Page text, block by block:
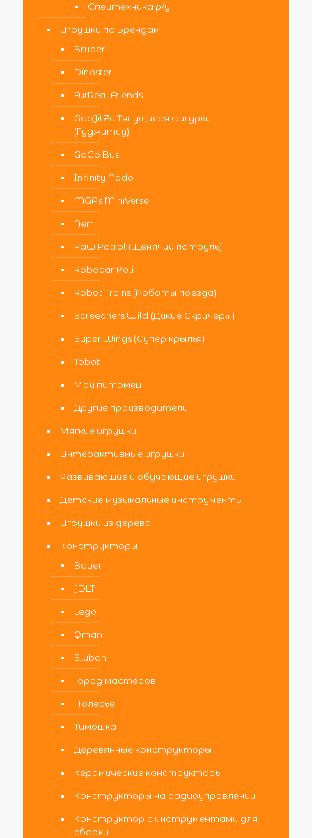
Спецтехника р/у
Игрушки по Брендам
Bruder
Dinoster
FurReal Friends
GooJitZu Тянущиеся фигурки
(Гуджитсу)
GoGo Bus
Infinity Nado
MGAs MiniVerse
Nerf
Paw Patrol (Щенячий патруль)
Robocar Poli
Robot Trains (Роботы поезда)
Screechers Wild (Дикие Скричеры)
Super Wings (Супер крылья)
Tobot
Мой питомец
Другие производители
Мягкие игрушки
Интерактивные игрушки
Развивающие и обучающие игрушки
Детские музыкальные инструменты
Игрушки из дерева
Конструкторы
Bauer
JDLT
Lego
Qman
Sluban
Город мастеров
Полесье
Тимошка
Деревянные конструкторы
Керамические конструкторы
Конструкторы на радиоуправлении
Конструктор с инструментами для
сборки